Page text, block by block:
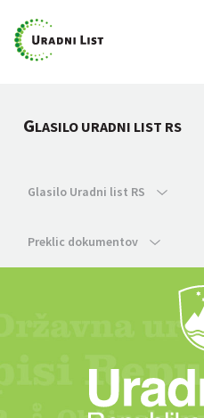
GLASILO URADNI LIST RS
Glasilo Uradni list RS
Preklic dokumentov